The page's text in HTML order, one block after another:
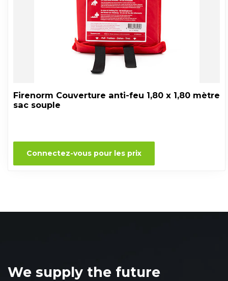
Firenorm Couverture anti-feu 1,80 x 1,80 mètre
sac souple
Connectez-vous pour les prix
We supply the future